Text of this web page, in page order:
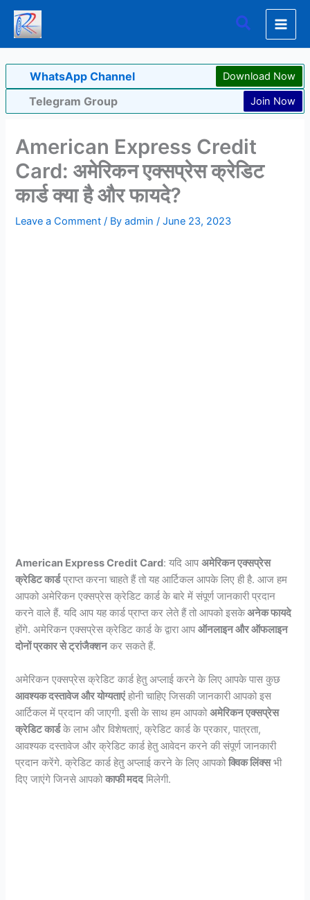
Skip
content
Search
WhatsApp Channel Download Now
Telegram Group Join Now
American Express Credit
Card: अमेरिकन एक्सप्रेस क्रेडिट
कार्ड क्या है और फायदे?
Leave a Comment / Byadmin/June 23, 2023
American Express Credit Card: यदि आपअमेरिकन एक्सप्रेस
क्रेडिट कार्डप्राप्त करना चाहते हैं तो यह आर्टिकल आपके लिए ही है. आज हम
आपको अमेरिकन एक्सप्रेस क्रेडिट कार्ड के बारे में संपूर्ण जानकारी प्रदान
करने वाले हैं. यदि आप यह कार्ड प्राप्त कर लेते हैं तो आपको इसकेअनेक फायदे
होंगे. अमेरिकन एक्सप्रेस क्रेडिट कार्ड के द्वारा आपऑनलाइन और ऑफलाइन
दोनों प्रकार से ट्रांजैक्शनकर सकते हैं.
अमेरिकन एक्सप्रेस क्रेडिट कार्ड हेतु अप्लाई करने के लिए आपके पास कुछ
आवश्यक दस्तावेज और योग्यताएंहोनी चाहिए जिसकी जानकारी आपको इस
आर्टिकल में प्रदान की जाएगी. इसी के साथ हम आपकोअमेरिकन एक्सप्रेस
क्रेडिट कार्डके लाभ और विशेषताएं, क्रेडिट कार्ड के प्रकार, पात्रता,
आवश्यक दस्तावेज और क्रेडिट कार्ड हेतु आवेदन करने की संपूर्ण जानकारी
प्रदान करेंगे. क्रेडिट कार्ड हेतु अप्लाई करने के लिए आपकोक्विक लिंक्सभी
दिए जाएंगे जिनसे आपकोकाफी मददमिलेगी.